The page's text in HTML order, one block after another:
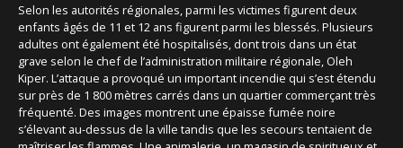
Selon les autorités régionales, parmi les victimes figurent deux
enfants âgés de 11 et 12 ans figurent parmi les blessés. Plusieurs
adultes ont également été hospitalisés, dont trois dans un état
grave selon le chef de l’administration militaire régionale, Oleh
Kiper. L’attaque a provoqué un important incendie qui s’est étendu
sur près de 1 800 mètres carrés dans un quartier commerçant très
fréquenté. Des images montrent une épaisse fumée noire
s’élevant au-dessus de la ville tandis que les secours tentaient de